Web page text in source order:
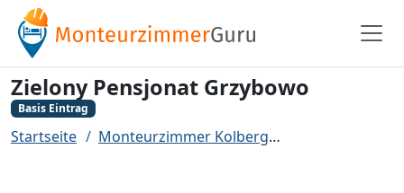
Zielony Pensjonat Grzybowo
Basis Eintrag
Startseite Monteurzimmer Kolberg